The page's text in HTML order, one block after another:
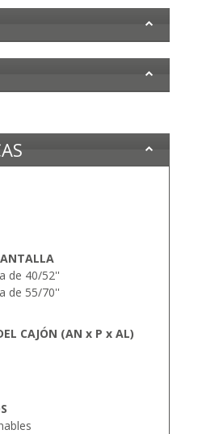
de 40/52''
de 55/70''
CAJÓN (AN x P x AL)